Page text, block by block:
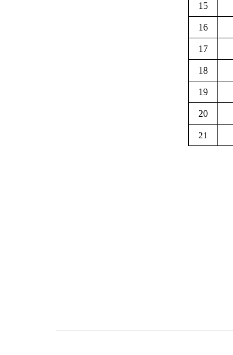
15
16
17
18
19
20
21